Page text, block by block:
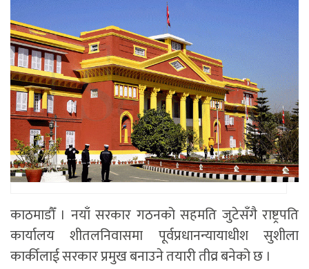
काठमाडौँ । नयाँ सरकार गठनको सहमति जुटेसँगै राष्ट्रपति
कार्यालय शीतलनिवासमा पूर्वप्रधानन्यायाधीश सुशीला
कार्कीलाई सरकार प्रमुख बनाउने तयारी तीव्र बनेको छ ।